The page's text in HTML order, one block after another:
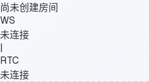
尚未创建房间
WS
未连接
|
RTC
未连接